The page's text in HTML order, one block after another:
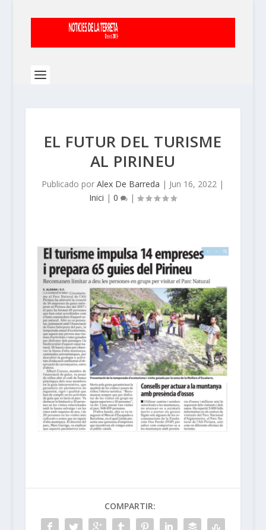
EL FUTUR DEL TURISME
AL PIRINEU
Publicado porAlex De Barreda | Jun 16, 2022 |
Inici |0 |
COMPARTIR: